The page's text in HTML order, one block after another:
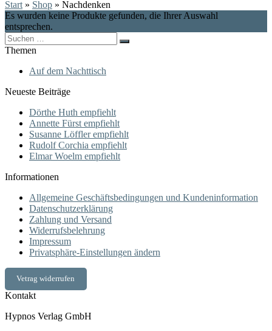
Start » Shop » Nachdenken
Es wurden keine Produkte gefunden, die Ihrer Auswahl
entsprechen.
Search
for:
Themen
Auf dem Nachttisch
Neueste Beiträge
Dörthe Huth empfiehlt
Annette Fürst empfiehlt
Susanne Löffler empfiehlt
Rudolf Corchia empfiehlt
Elmar Woelm empfiehlt
Informationen
Allgemeine Geschäftsbedingungen und Kundeninformation
Datenschutzerklärung
Zahlung und Versand
Widerrufsbelehrung
Impressum
Privatsphäre-Einstellungen ändern
Vetrag widerrufen
Kontakt
Hypnos Verlag GmbH